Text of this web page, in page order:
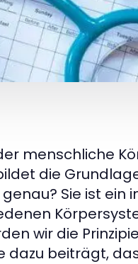
menschliche
die
genau? Sie ist ein
wir die
dazu beiträgt,